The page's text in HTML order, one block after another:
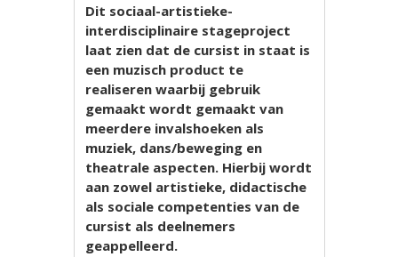
Dit sociaal-artistieke-
interdisciplinaire stageproject
laat zien dat de cursist in staat is
een muzisch product te
realiseren waarbij gebruik
gemaakt wordt gemaakt van
meerdere invalshoeken als
muziek, dans/beweging en
theatrale aspecten. Hierbij wordt
aan zowel artistieke, didactische
als sociale competenties van de
cursist als deelnemers
geappelleerd.